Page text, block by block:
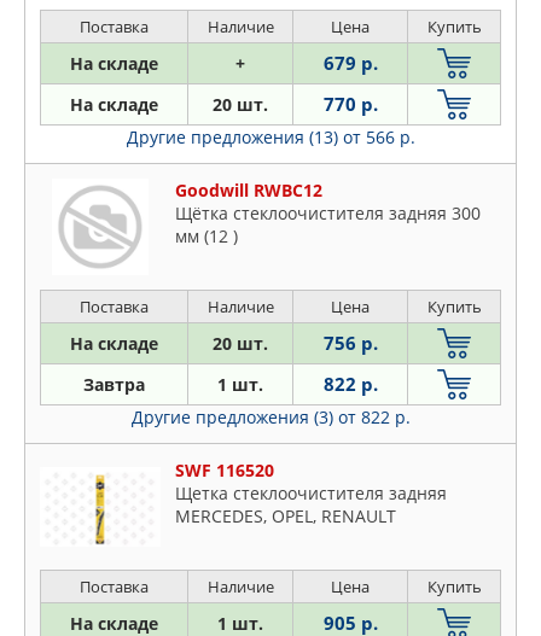
HONDA: CIVIC VI Hatchback
Поставка Наличие Цена Купить
На складе + 679 р.
На складе 20 шт. 770 р.
Другие предложения (13) от 566 р.
Goodwill RWBC12
Щётка стеклоочистителя задняя 300
мм (12 )
Поставка Наличие Цена Купить
На складе 20 шт. 756 р.
Завтра 1 шт. 822 р.
Другие предложения (3) от 822 р.
SWF 116520
Щетка стеклоочистителя задняя
MERCEDES, OPEL, RENAULT
Поставка Наличие Цена Купить
На складе 1 шт. 905 р.